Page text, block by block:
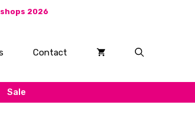
2026
Contact
Sale